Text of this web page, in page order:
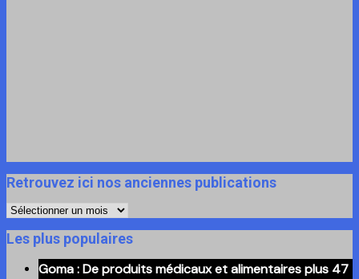
Retrouvez ici nos anciennes publications
Retrouvez
ici
anciennes
Les plus populaires
Goma : De produits médicaux et alimentaires plus 47